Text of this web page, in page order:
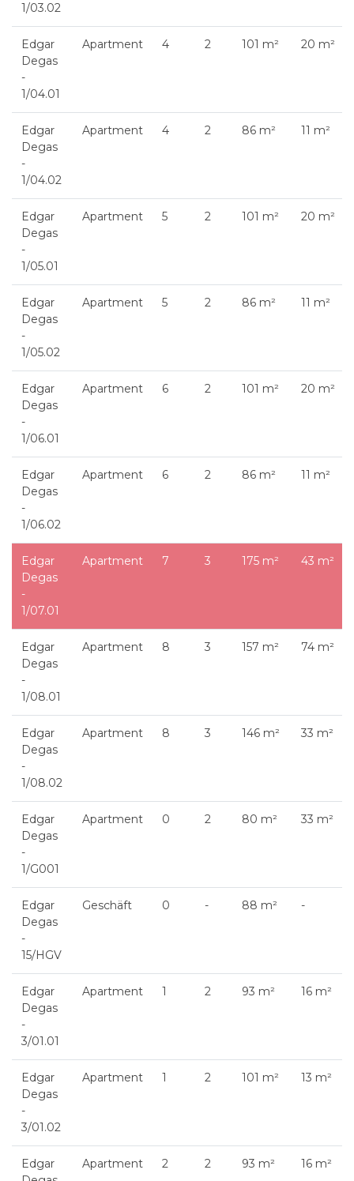
1/03.02
Edgar
Degas
-
1/04.01
Apartment 4 2 101 m² 20 m²
Edgar
Degas
-
1/04.02
Apartment 4 2 86 m² 11 m²
Edgar
Degas
-
1/05.01
Apartment 5 2 101 m² 20 m²
Edgar
Degas
-
1/05.02
Apartment 5 2 86 m² 11 m²
Edgar
Degas
-
1/06.01
Apartment 6 2 101 m² 20 m²
Edgar
Degas
-
1/06.02
Apartment 6 2 86 m² 11 m²
Edgar
Degas
-
1/07.01
Apartment 7 3 175 m² 43 m²
Edgar
Degas
-
1/08.01
Apartment 8 3 157 m² 74 m²
Edgar
Degas
-
1/08.02
Apartment 8 3 146 m² 33 m²
Edgar
Degas
-
1/G001
Apartment 0 2 80 m² 33 m²
Edgar
Degas
-
15/HGV
Geschäft 0 - 88 m² -
Edgar
Degas
-
3/01.01
Apartment 1 2 93 m² 16 m²
Edgar
Degas
-
3/01.02
Apartment 1 2 101 m² 13 m²
Edgar
Apartment 2 2 93 m² 16 m²